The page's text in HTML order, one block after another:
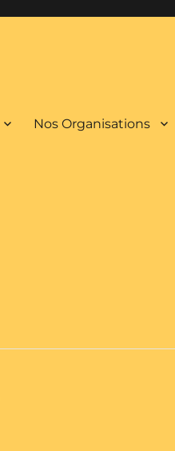
Nos Organisations